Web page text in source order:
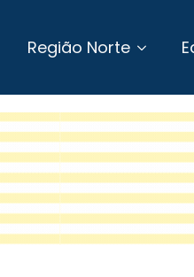
Região Norte